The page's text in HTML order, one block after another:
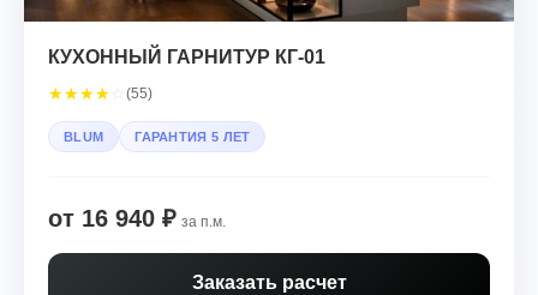
КУХОННЫЙ ГАРНИТУР КГ-01
★★★★ (55)
BLUM ГАРАНТИЯ 5 ЛЕТ
от 16 940 ₽ за п.м.
Заказать расчет